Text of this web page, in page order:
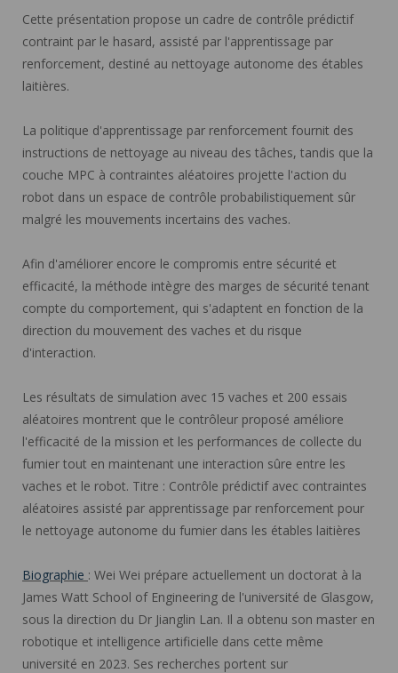
Cette présentation propose un cadre de contrôle prédictif
contraint par le hasard, assisté par l'apprentissage par
renforcement, destiné au nettoyage autonome des étables
laitières.
La politique d'apprentissage par renforcement fournit des
instructions de nettoyage au niveau des tâches, tandis que la
couche MPC à contraintes aléatoires projette l'action du
robot dans un espace de contrôle probabilistiquement sûr
malgré les mouvements incertains des vaches.
Afin d'améliorer encore le compromis entre sécurité et
efficacité, la méthode intègre des marges de sécurité tenant
compte du comportement, qui s'adaptent en fonction de la
direction du mouvement des vaches et du risque
d'interaction.
Les résultats de simulation avec 15 vaches et 200 essais
aléatoires montrent que le contrôleur proposé améliore
l'efficacité de la mission et les performances de collecte du
fumier tout en maintenant une interaction sûre entre les
vaches et le robot. Titre : Contrôle prédictif avec contraintes
aléatoires assisté par apprentissage par renforcement pour
le nettoyage autonome du fumier dans les étables laitières
Biographie : Wei Wei prépare actuellement un doctorat à la
James Watt School of Engineering de l'université de Glasgow,
sous la direction du Dr Jianglin Lan. Il a obtenu son master en
robotique et intelligence artificielle dans cette même
université en 2023. Ses recherches portent sur